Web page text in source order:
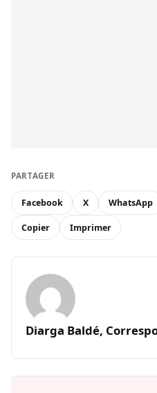
PARTAGER
Facebook X WhatsApp
Copier Imprimer
Diarga Baldé,